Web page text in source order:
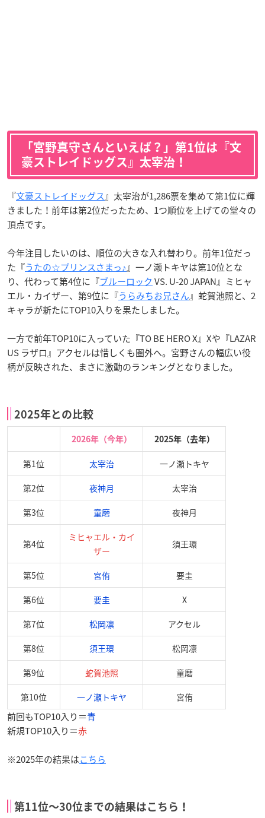
「宮野真守さんといえば？」第1位は『文
豪ストレイドッグス』太宰治！
『文豪ストレイドッグス』太宰治が1,286票を集めて第1位に輝
きました！前年は第2位だったため、1つ順位を上げての堂々の
頂点です。
今年注目したいのは、順位の大きな入れ替わり。前年1位だっ
た『うたの☆プリンスさまっ♪』一ノ瀬トキヤは第10位とな
り、代わって第4位に『ブルーロック VS. U-20 JAPAN』ミヒャ
エル・カイザー、第9位に『うらみちお兄さん』蛇賀池照と、2
キャラが新たにTOP10入りを果たしました。
一方で前年TOP10に入っていた『TO BE HERO X』Xや『LAZAR
US ラザロ』アクセルは惜しくも圏外へ。宮野さんの幅広い役
柄が反映された、まさに激動のランキングとなりました。
2025年との比較
2026年（今年） 2025年（去年）
第1位 太宰治 一ノ瀬トキヤ
第2位 夜神月 太宰治
第3位 童磨 夜神月
第4位
ミヒャエル・カイ
ザー
須王環
第5位 宮侑 要圭
第6位 要圭 X
第7位 松岡凛 アクセル
第8位 須王環 松岡凛
第9位 蛇賀池照 童磨
第10位 一ノ瀬トキヤ 宮侑
前回もTOP10入り＝青
新規TOP10入り＝赤
※2025年の結果はこちら
第11位〜30位までの結果はこちら！